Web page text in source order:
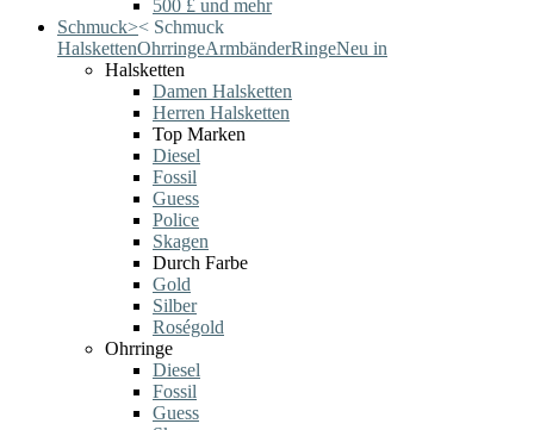
500 £ und mehr
Schmuck>< Schmuck
HalskettenOhrringeArmbänderRingeNeu in
Halsketten
Damen Halsketten
Herren Halsketten
Top Marken
Diesel
Fossil
Guess
Police
Skagen
Durch Farbe
Gold
Silber
Roségold
Ohrringe
Diesel
Fossil
Guess